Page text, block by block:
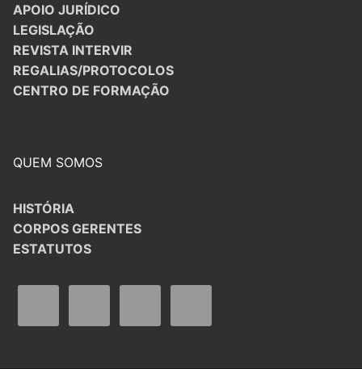
APOIO JURÍDICO
LEGISLAÇÃO
REVISTA INTERVIR
REGALIAS/PROTOCOLOS
CENTRO DE FORMAÇÃO
QUEM SOMOS
HISTÓRIA
CORPOS GERENTES
ESTATUTOS